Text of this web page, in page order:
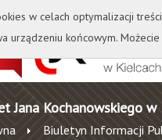
Kontakt Biblioteka
Jana Kochanowskiego w
Biuletyn Informacji
w celach optymalizacji
urządzeniu końcowym.